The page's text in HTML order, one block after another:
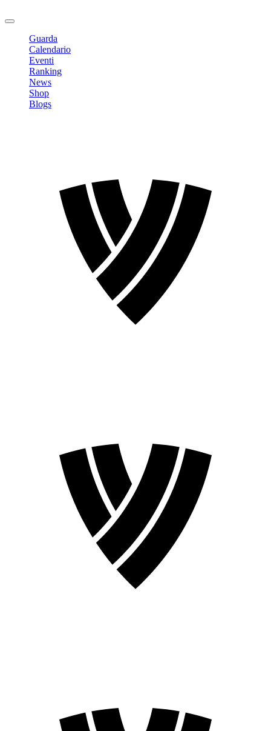
Guarda
Calendario
Eventi
Ranking
News
Shop
Blogs